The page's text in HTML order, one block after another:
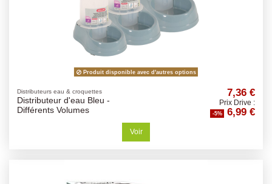
Produit disponible avec d'autres options
Distributeurs eau & croquettes
Distributeur d'eau Bleu -
Différents Volumes
7,36 €
Prix Drive :
-5% 6,99 €
Voir